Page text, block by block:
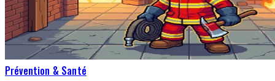
Prévention & Santé